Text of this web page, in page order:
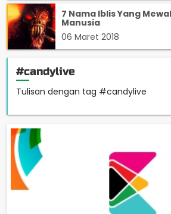
7 Nama Iblis Yang
Manusia
06 Maret 2018
#candylive
Tulisan dengan tag #candylive